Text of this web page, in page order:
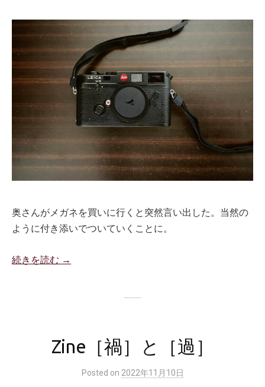
奥さんがメガネを買いに行くと突然言い出した。当然の
ように付き添いでついていくことに。
続きを読む →
Zine［禍］と［過］
Posted on 2022年11月10日